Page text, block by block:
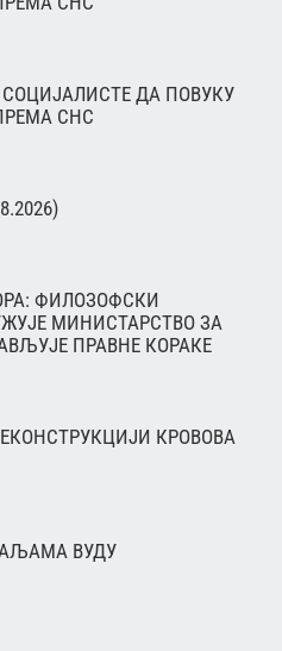
ДА ПОВУКУ
СНС
ФИЛОЗОФСКИ
МИНИСТАРСТВО ЗА
ПРАВНЕ КОРАКЕ
КРОВОВА
ВУДУ